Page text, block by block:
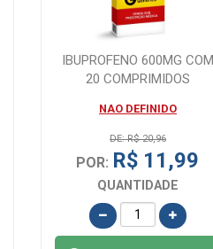
IBUPROFENO 600MG COM
20 COMPRIMIDOS
NAO DEFINIDO
DE: R$ 20,96
POR: R$ 11,99
QUANTIDADE